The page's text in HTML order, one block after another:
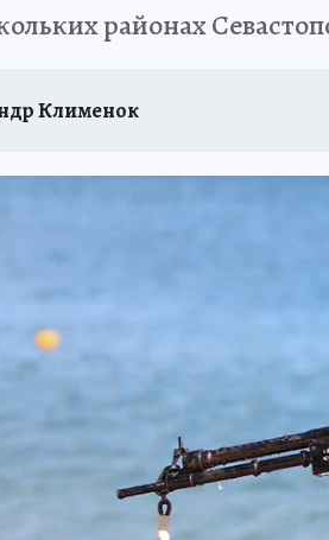
районах
Клименок